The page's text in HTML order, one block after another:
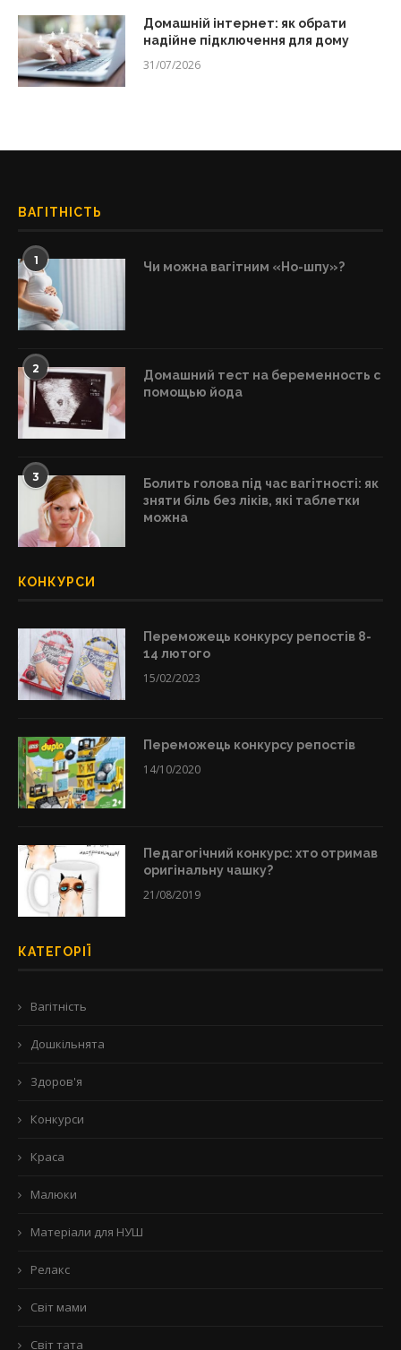
Домашній інтернет: як обрати
надійне підключення для дому
31/07/2026
ВАГІТНІСТЬ
1 Чи можна вагітним «Но-шпу»?
2
Домашний тест на беременность с
помощью йода
3
Болить голова під час вагітності: як
зняти біль без ліків, які таблетки
можна
КОНКУРСИ
Переможець конкурсу репостів 8-
14 лютого
15/02/2023
Переможець конкурсу репостів
14/10/2020
Педагогічний конкурс: хто отримав
оригінальну чашку?
21/08/2019
КАТЕГОРІЇ
Вагітність
Дошкільнята
Здоров'я
Конкурси
Краса
Малюки
Матеріали для НУШ
Релакс
Світ мами
Світ тата